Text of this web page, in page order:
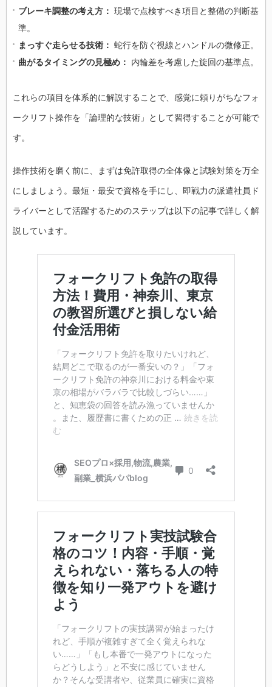
ブレーキ調整の考え方： 現場で点検すべき項目と整備の判断基
準。
まっすぐ走らせる技術： 蛇行を防ぐ視線とハンドルの微修正。
曲がるタイミングの見極め：
内輪差を考慮した旋回の基準点。
これらの項目を体系的に解説することで、感覚に頼りがちなフォ
ークリフト操作を「論理的な技術」として習得することが可能で
す。
操作技術を磨く前に、まずは免許取得の全体像と試験対策を万全
にしましょう。最短・最安で資格を手にし、即戦力の派遣社員ド
ライバーとして活躍するためのステップは以下の記事で詳しく解
説しています。